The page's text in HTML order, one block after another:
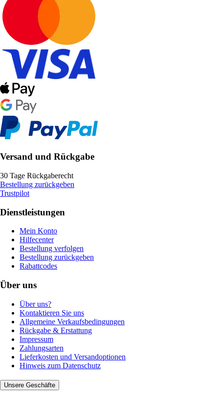
Versand und Rückgabe
30 Tage Rückgaberecht
Bestellung zurückgeben
Trustpilot
Dienstleistungen
Mein Konto
Hilfecenter
Bestellung verfolgen
Bestellung zurückgeben
Rabattcodes
Über uns
Über uns?
Kontaktieren Sie uns
Allgemeine Verkaufsbedingungen
Rückgabe & Erstattung
Impressum
Zahlungsarten
Lieferkosten und Versandoptionen
Hinweis zum Datenschutz
Unsere Geschäfte